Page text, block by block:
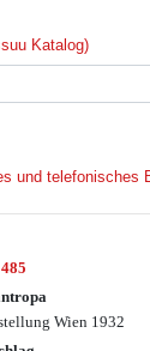
Katalog)
und telefonisches
Wien 1932